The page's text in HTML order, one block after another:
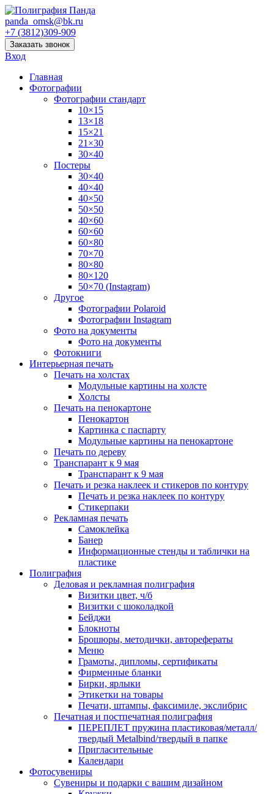
panda_omsk@bk.ru
+7 (3812)309-909
Заказать звонок
Вход
Главная
Фотографии
Фотографии стандарт
10×15
13×18
15×21
21×30
30×40
Постеры
30×40
40×40
40×50
50×50
40×60
60×60
60×80
70×70
80×80
80×120
50×70 (Instagram)
Другое
Фотографии Polaroid
Фотографии Instagram
Фото на документы
Фото на документы
Фотокниги
Интерьерная печать
Печать на холстах
Модульные картины на холсте
Холсты
Печать на пенокартоне
Пенокартон
Картинка с паспарту
Модульные картины на пенокартоне
Печать по дереву
Транспарант к 9 мая
Транспарант к 9 мая
Печать и резка наклеек и стикеров по контуру
Печать и резка наклеек по контуру
Стикерпаки
Рекламная печать
Самоклейка
Банер
Информационные стенды и таблички на
пластике
Полиграфия
Деловая и рекламная полиграфия
Визитки цвет, ч/б
Визитки с шоколадкой
Бейджи
Блокноты
Брошюры, методички, авторефераты
Меню
Грамоты, дипломы, сертификаты
Фирменные бланки
Бирки, ярлыки
Этикетки на товары
Печати, штампы, факсимиле, экслибрис
Печатная и постпечатная полиграфия
ПЕРЕПЛЕТ пружина пластиковая/металл/
твердый Metalbind/твердый в папке
Пригласительные
Календари
Фотосувениры
Сувениры и подарки с вашим дизайном